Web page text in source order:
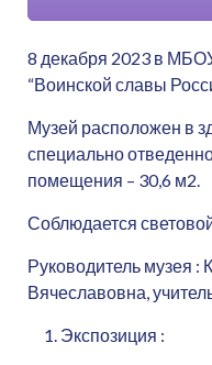
8 декабря 2023 в
“Воинской славы
Музей расположен в
специально
помещения – 30,6 м2.
Соблюдается
Руководитель музея :
Вячеславовна,
Экспозиция :